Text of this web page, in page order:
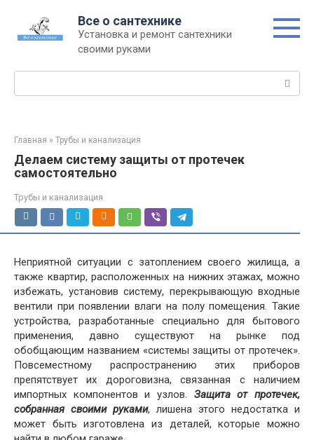
контенту
Все о сантехнике
Установка и ремонт сантехники
своими руками
Главная » Трубы и канализация
Делаем систему защиты от протечек
самостоятельно
Трубы и канализация
Неприятной ситуации с затоплением своего жилища, а
также квартир, расположенных на нижних этажах, можно
избежать, установив систему, перекрывающую входные
вентили при появлении влаги на полу помещения. Такие
устройства, разработанные специально для бытового
применения, давно существуют на рынке под
обобщающим названием «системы защиты от протечек».
Повсеместному распространению этих приборов
препятствует их дороговизна, связанная с наличием
импортных компонентов и узлов. Защита от протечек,
собранная своими руками, лишена этого недостатка и
может быть изготовлена из деталей, которые можно